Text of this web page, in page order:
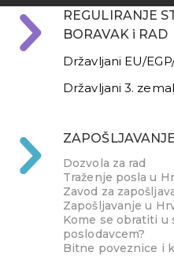
REGULIRANJE
BORAVAK i RAD
Državljani EU/
Državljani 3.
Dozvola za rad
Traženje posla u
Zavod za
Zapošljavanje u
Kome se obratiti u
poslodavcem?
Bitne poveznice i